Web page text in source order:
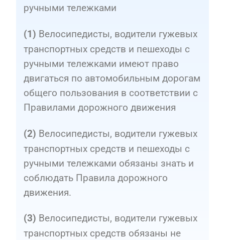
ручными тележками
(1) Велосипедисты, водители гужевых
транспортных средств и пешеходы с
ручными тележками имеют право
двигаться по автомобильным дорогам
общего пользования в соответствии с
Правилами дорожного движения
(2) Велосипедисты, водители гужевых
транспортных средств и пешеходы с
ручными тележками обязаны знать и
соблюдать Правила дорожного
движения.
(3) Велосипедисты, водители гужевых
транспортных средств обязаны не